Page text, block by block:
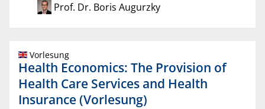
Prof. Dr. Boris Augurzky
Vorlesung
Health Economics: The Provision of
Health Care Services and Health
Insurance (Vorlesung)